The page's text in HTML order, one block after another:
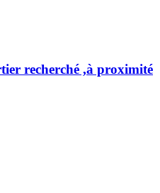
recherché ,à proximité